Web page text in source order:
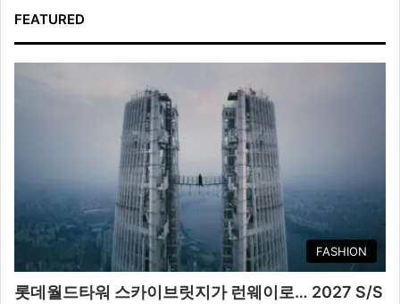
FEATURED
FASHION
롯데월드타워 스카이브릿지가 런웨이로… 2027 S/S